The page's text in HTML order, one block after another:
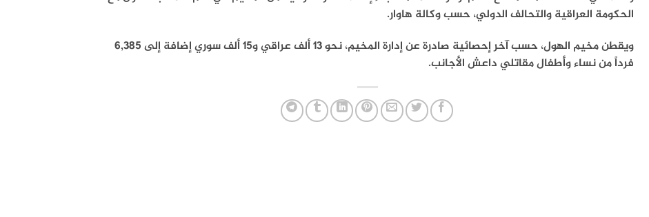
الحكومة العراقية والتحالف الدولي، حسب وكالة هاوار.
ويقطن مخيم الهول، حسب آخر إحصائية صادرة عن إدارة المخيم، نحو 13 ألف عراقي و15 ألف سوري إضافة إلى 6,385
فرداً من نساء وأطفال مقاتلي داعش الأجانب.